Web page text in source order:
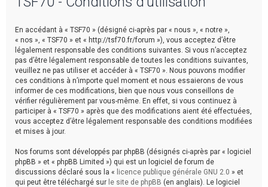
En accédant à « TSF70 » (désigné ci-après par « nous », « notre »,
« nos », « TSF70 » et « http://tsf70.fr/forum »), vous acceptez d’être
légalement responsable des conditions suivantes. Si vous n’acceptez
pas d’être légalement responsable de toutes les conditions suivantes,
veuillez ne pas utiliser et accéder à « TSF70 ». Nous pouvons modifier
ces conditions à n’importe quel moment et nous essaierons de vous
informer de ces modifications, bien que nous vous conseillons de
vérifier régulièrement par vous-même. En effet, si vous continuez à
participer à « TSF70 » après que des modifications aient été effectuées,
vous acceptez d’être légalement responsable des conditions modifiées
et mises à jour.
Nos forums sont développés par phpBB (désignés ci-après par « logiciel
phpBB » et « phpBB Limited ») qui est un logiciel de forum de
discussions déclaré sous la « licence publique générale GNU 2.0 » et
qui peut être téléchargé sur le site de phpBB (en anglais). Le logiciel